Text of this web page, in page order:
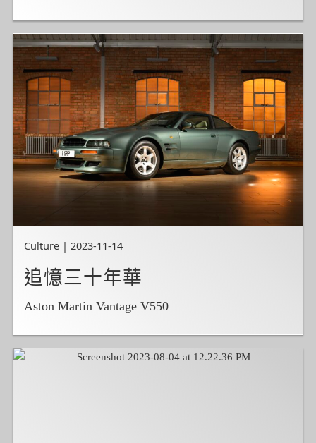
Culture | 2023-11-14
追憶三十年華
Aston Martin Vantage V550